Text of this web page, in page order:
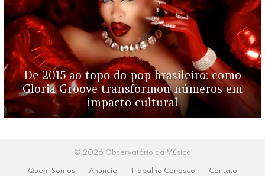
De 2015 ao topo do pop brasileiro: como
Gloria Groove transformou números em
impacto cultural
© 2026 Observatório da Música
Quem Somos Anuncie Trabalhe Conosco Contato